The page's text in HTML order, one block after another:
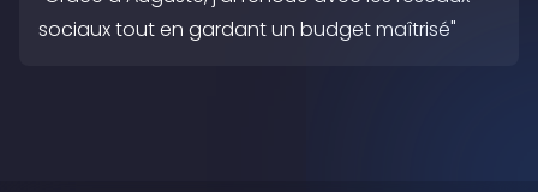
sociaux tout en gardant un budget maîtrisé"